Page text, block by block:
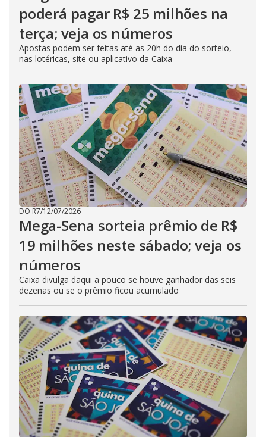
poderá pagar R$ 25 milhões na
terça; veja os números
Apostas podem ser feitas até as 20h do dia do sorteio,
nas lotéricas, site ou aplicativo da Caixa
DO R7/12/07/2026
Mega-Sena sorteia prêmio de R$
19 milhões neste sábado; veja os
números
Caixa divulga daqui a pouco se houve ganhador das seis
dezenas ou se o prêmio ficou acumulado